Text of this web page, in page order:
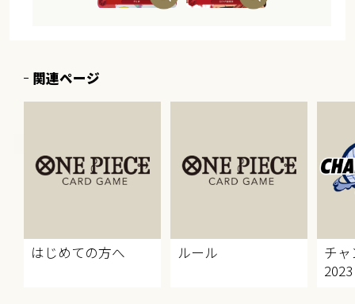
関連ページ
はじめての方へ ルール
チ
2023